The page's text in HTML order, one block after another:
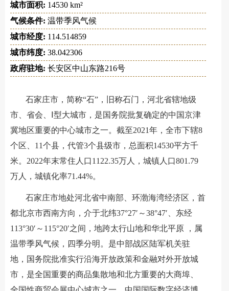
城市面积: 14530 km²
气候条件: 温带季风气候
城市经度: 114.514859
城市纬度: 38.042306
政府驻地: 长安区中山东路216号
石家庄市，简称“石”，旧称石门，河北省辖地级
市、省会、Ⅰ型大城市，是国务院批复确定的中国京津
冀地区重要的中心城市之一。截至2021年，全市下辖8
个区、11个县，代管3个县级市，总面积14530平方千
米。2022年末常住人口1122.35万人，城镇人口801.79
万人，城镇化率71.44%。
石家庄市地处河北省中南部、环渤海湾经济区，首
都北京市西南方向，介于北纬37°27′～38°47′、东经
113°30′～115°20′之间，地跨太行山地和华北平原 ，属
温带季风气候，四季分明。是中部战区陆军机关驻
地，国务院批准实行沿海开放政策和金融对外开放城
市，是全国重要的商品集散地和北方重要的大商埠、